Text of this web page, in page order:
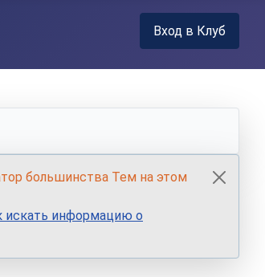
Вход в Клуб
большинства Тем на этом
искать информацию о